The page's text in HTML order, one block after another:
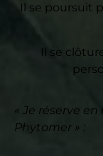
Il se poursuit
Il se
« Je réserve
Phytomer » :